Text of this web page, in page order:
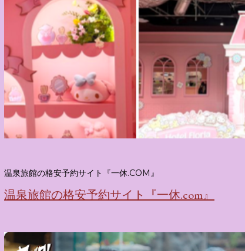
温泉旅館の格安予約サイト『一休.COM』
温泉旅館の格安予約サイト『一休.com』